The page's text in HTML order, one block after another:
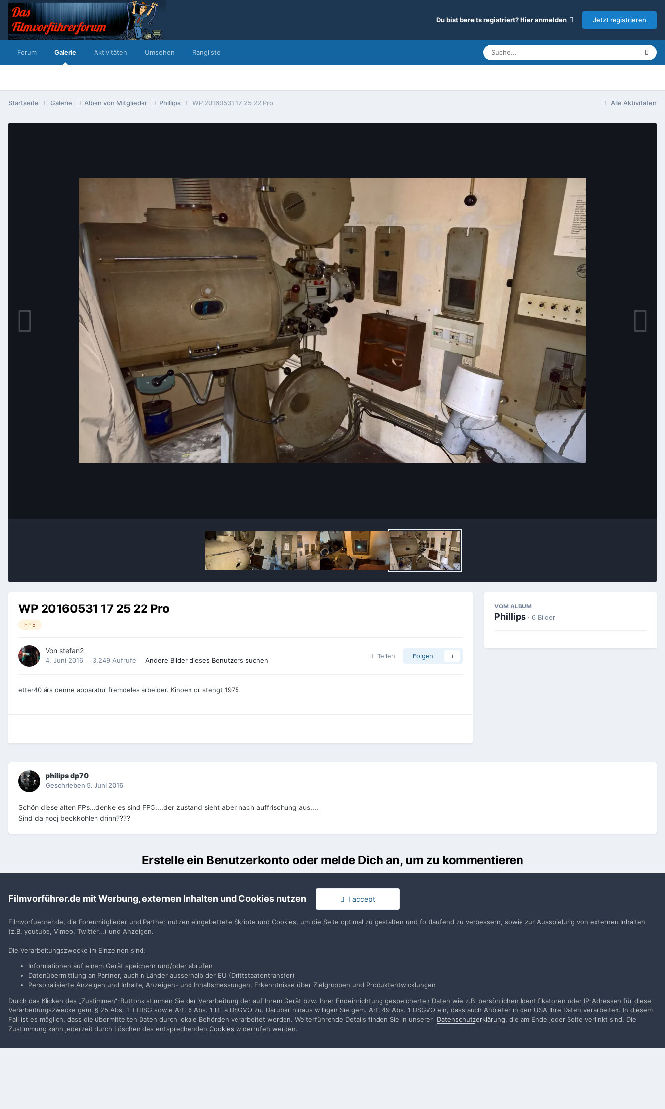
Du bist bereits registriert? Hier anmelden Jetzt registrieren
Forum Galerie Aktivitäten Umsehen Rangliste
Alle Aktivitäten
Startseite Galerie Alben von Mitglieder Phillips WP 20160531 17 25 22 Pro
WP 20160531 17 25 22 Pro
FP 5
Von stefan2
4. Juni 2016 3.249 Aufrufe Andere Bilder dieses Benutzers suchen
Teilen Folgen 1
etter40 års denne apparatur fremdeles arbeider. Kinoen or stengt 1975
VOM ALBUM
Phillips · 6 Bilder
philips dp70
Geschrieben 5. Juni 2016
Schön diese alten FPs...denke es sind FP5....der zustand sieht aber nach auffrischung aus....
Sind da nocj beckkohlen drinn????
Erstelle ein Benutzerkonto oder melde Dich an, um zu kommentieren
Neues Benutzerkonto für unsere Community erstellen. Es ist einfach! Du hast bereits ein Benutzerkonto? Melde Dich hier an.
Filmvorführer.de via Google durchsuchen:
Filmvorführer.de mit Werbung, externen Inhalten und Cookies nutzen I accept
Filmvorfuehrer.de, die Forenmitglieder und Partner nutzen eingebettete Skripte und Cookies, um die Seite optimal zu gestalten und fortlaufend zu verbessern, sowie zur Ausspielung von externen Inhalten
(z.B. youtube, Vimeo, Twitter,..) und Anzeigen.
Die Verarbeitungszwecke im Einzelnen sind:
Informationen auf einem Gerät speichern und/oder abrufen
Datenübermittlung an Partner, auch n Länder ausserhalb der EU (Drittstaatentransfer)
Personalisierte Anzeigen und Inhalte, Anzeigen- und Inhaltsmessungen, Erkenntnisse über Zielgruppen und Produktentwicklungen
Durch das Klicken des „Zustimmen“-Buttons stimmen Sie der Verarbeitung der auf Ihrem Gerät bzw. Ihrer Endeinrichtung gespeicherten Daten wie z.B. persönlichen Identifikatoren oder IP-Adressen für diese
Verarbeitungszwecke gem. § 25 Abs. 1 TTDSG sowie Art. 6 Abs. 1 lit. a DSGVO zu. Darüber hinaus willigen Sie gem. Art. 49 Abs. 1 DSGVO ein, dass auch Anbieter in den USA Ihre Daten verarbeiten. In diesem
Fall ist es möglich, dass die übermittelten Daten durch lokale Behörden verarbeitet werden. Weiterführende Details finden Sie in unserer Datenschutzerklärung, die am Ende jeder Seite verlinkt sind. Die
Zustimmung kann jederzeit durch Löschen des entsprechenden Cookies widerrufen werden.